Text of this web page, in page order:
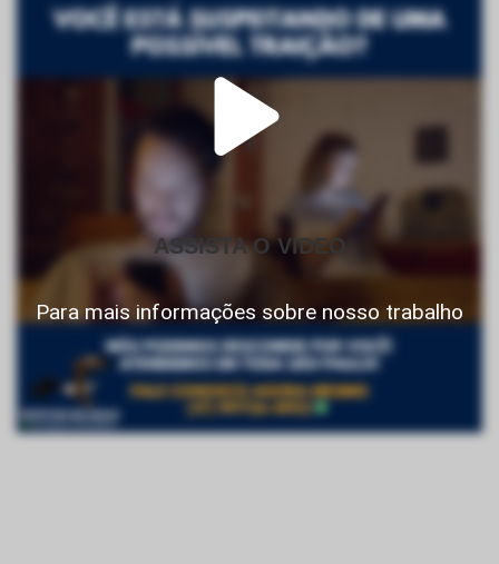
ASSISTA O VIDEO
Para mais informações sobre nosso trabalho